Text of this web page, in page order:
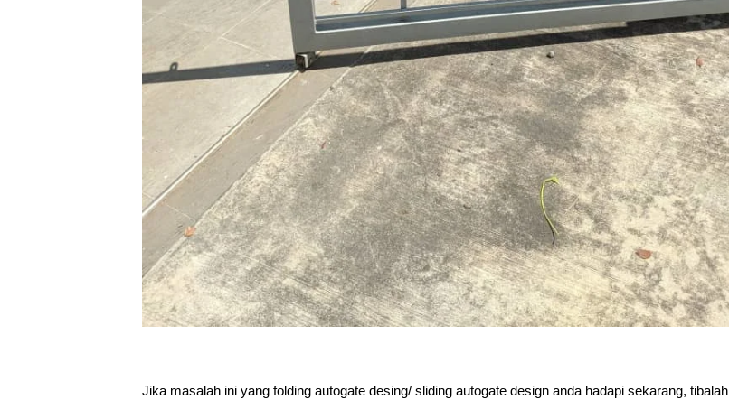
Jika masalah ini yang folding autogate desing/ sliding autogate design anda hadapi sekarang, tibalah